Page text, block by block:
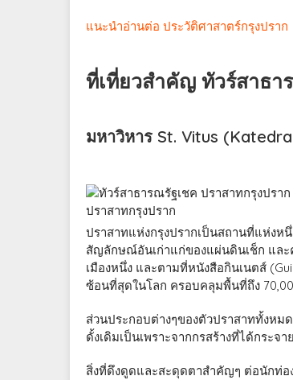
แนะนำอ่านต่อ ประวัติศาสาตร์กรุงปราก
ที่เที่ยวสำคัญ ทัวร์สาธา
มหาวิหาร St. Vitus
ปราสาทกรุงปราก
ปราสาทแห่งกรุงปรากเป็นสถานที่แห่งห
สัญลักษณ์อันเก่าแก่ของแผ่นดินเช็ก และ
เมืองหนึ่ง และตามที่หนังสือกินเนตส์
ซ้อนที่สุดในโลก ครอบคลุมพื้นที่ถึง
ส่วนประกอบต่างๆของตัวปราสาททั้งห
ดั้งเดิมเป็นเพราะจากกรสร้างที่ได้กระ
สิ่งที่ดึงดูดและสะดุดตาสำคัญๆ ต่อนักท่อ